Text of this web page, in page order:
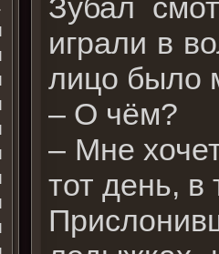
играли в
лицо было
– О чём?
– Мне
тот день, в